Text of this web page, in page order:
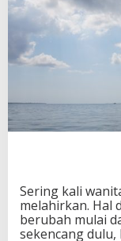
r
i
T
a
C
k
,
K
Sering kali
melahirkan. Hal
berubah mulai
sekencang